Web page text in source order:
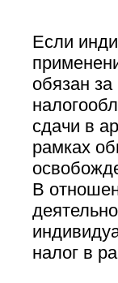
Если
обязан
сдачи в
рамках
В
налог в